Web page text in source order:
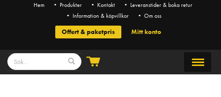
Hem • Produkter • Kontakt
• Leveranstider & boka retur
• Information & köpvillkor
• Om oss
Offert & paketpris Mitt konto